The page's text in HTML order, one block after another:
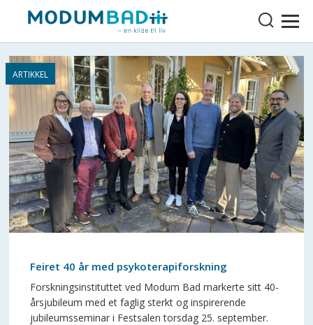
Feiret 40 år med psykoterapiforskning
Forskningsinstituttet ved Modum Bad markerte sitt 40-
årsjubileum med et faglig sterkt og inspirerende
jubileumsseminar i Festsalen torsdag 25. september.